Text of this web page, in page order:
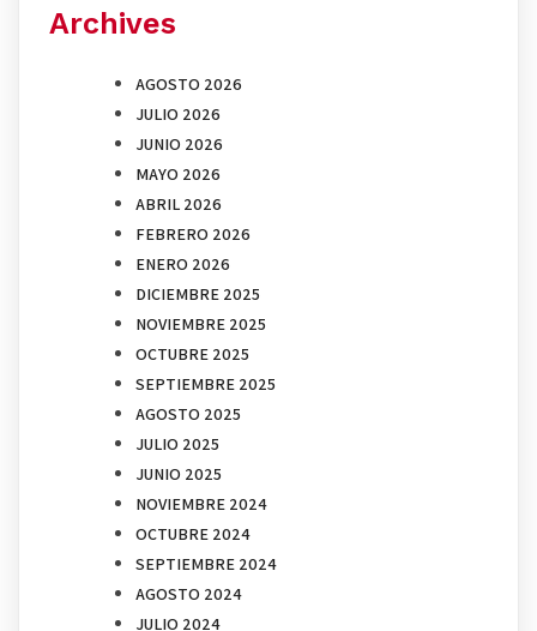
Archives
AGOSTO 2026
JULIO 2026
JUNIO 2026
MAYO 2026
ABRIL 2026
FEBRERO 2026
ENERO 2026
DICIEMBRE 2025
NOVIEMBRE 2025
OCTUBRE 2025
SEPTIEMBRE 2025
AGOSTO 2025
JULIO 2025
JUNIO 2025
NOVIEMBRE 2024
OCTUBRE 2024
SEPTIEMBRE 2024
AGOSTO 2024
JULIO 2024